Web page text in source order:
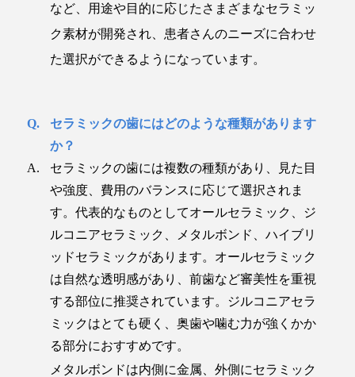
など、用途や目的に応じたさまざまなセラミッ
ク素材が開発され、患者さんのニーズに合わせ
た選択ができるようになっています。
セラミックの歯にはどのような種類があります
か？
セラミックの歯には複数の種類があり、見た目
や強度、費用のバランスに応じて選択されま
す。代表的なものとしてオールセラミック、ジ
ルコニアセラミック、メタルボンド、ハイブリ
ッドセラミックがあります。オールセラミック
は自然な透明感があり、前歯など審美性を重視
する部位に推奨されています。ジルコニアセラ
ミックはとても硬く、奥歯や噛む力が強くかか
る部分におすすめです。
メタルボンドは内側に金属、外側にセラミック